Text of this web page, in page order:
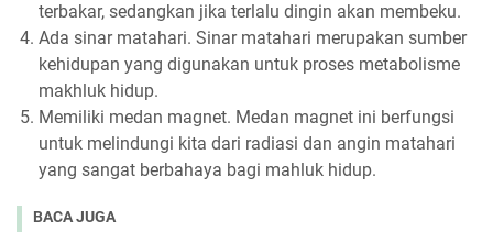
terbakar, sedangkan jika terlalu dingin akan membeku.
Ada sinar matahari. Sinar matahari merupakan sumber
kehidupan yang digunakan untuk proses metabolisme
makhluk hidup.
Memiliki medan magnet. Medan magnet ini berfungsi
untuk melindungi kita dari radiasi dan angin matahari
yang sangat berbahaya bagi mahluk hidup.
BACA JUGA